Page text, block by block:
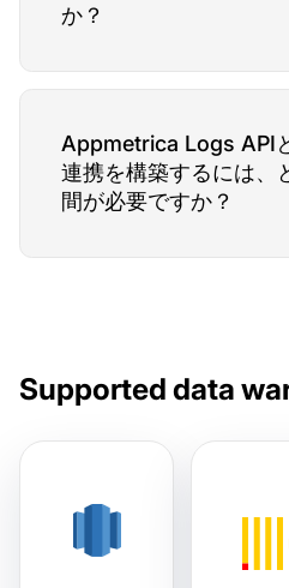
か？
Appmetrica Logs API
連携を構築するには、
間が必要ですか？
Supported data